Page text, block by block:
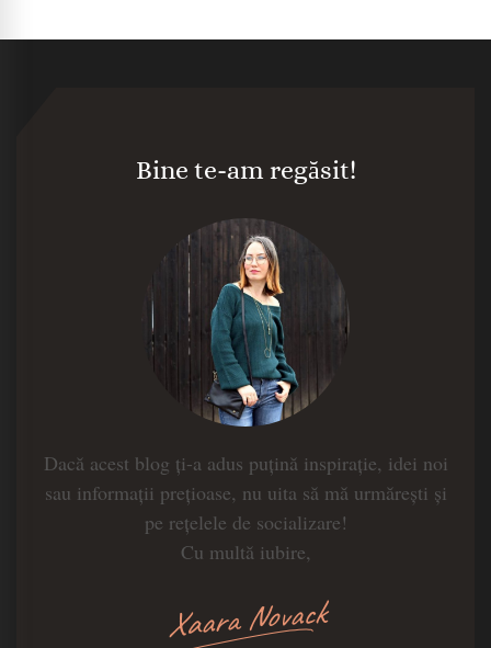
Bine te-am regăsit!
Dacă acest blog ți-a adus puțină inspirație, idei noi
sau informații prețioase, nu uita să mă urmărești și
pe rețelele de socializare!
Cu multă iubire,
Xaara Novack